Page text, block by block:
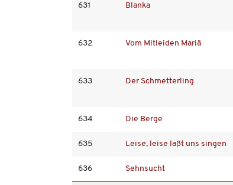
631 Blanka
632 Vom Mitleiden Mariä
633 Der Schmetterling
634 Die Berge
635 Leise, leise laßt uns singen
636 Sehnsucht